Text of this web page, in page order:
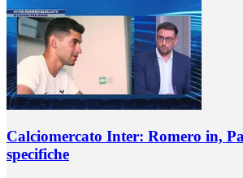
Calciomercato Inter: Romero in,
specifiche